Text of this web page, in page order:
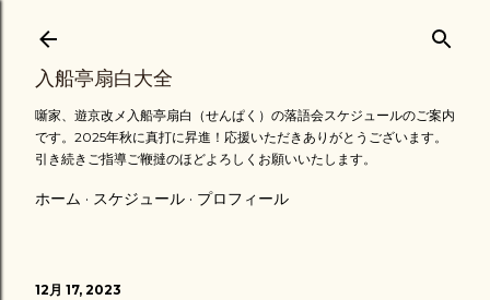
スキップしてメイン コンテンツに移動
入船亭扇白大全
噺家、遊京改メ入船亭扇白（せんぱく）の落語会スケジュールのご案内
です。2025年秋に真打に昇進！応援いただきありがとうございます。
引き続きご指導ご鞭撻のほどよろしくお願いいたします。
ホーム スケジュール プロフィール
12月 17, 2023